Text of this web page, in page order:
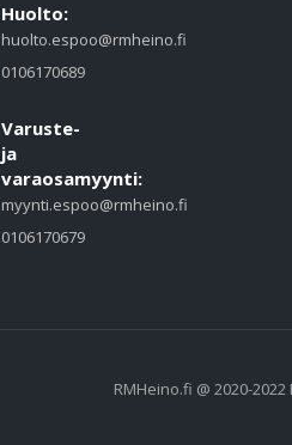
Huolto:
huolto.espoo@rmheino.fi
0106170689
Varuste-
ja
varaosamyynti:
myynti.espoo@rmheino.fi
0106170679
RMHeino.fi @ 2020-